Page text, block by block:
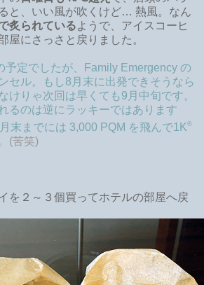
と、いい風が吹くけど… 熱風。なん
炙られているようで、アイスコーヒ
屋にさっさと戻りました。
予定でしたが、Family Emergency の
セル。もし8月末に出発できそうなら
けりゃ次回は早くても9月中旬です。
るのは逆にラッキーではあります
末までには 3,000 PQM を飛んで1K®
(苦笑)
を２～３個買ってホテルの部屋へ戻